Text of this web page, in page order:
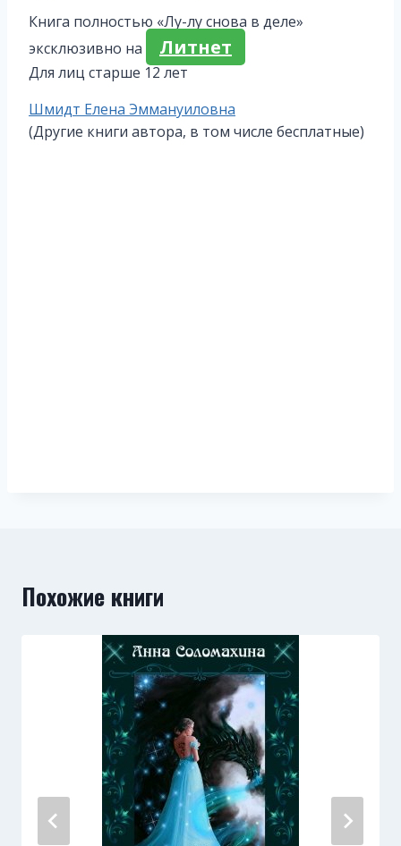
Книга полностью «Лу-лу снова в деле»
эксклюзивно на
Литнет
Для лиц старше 12 лет
Метки
записи:
Шмидт Елена Эммануиловна
(Другие книги автора, в том числе бесплатные)
Похожие книги